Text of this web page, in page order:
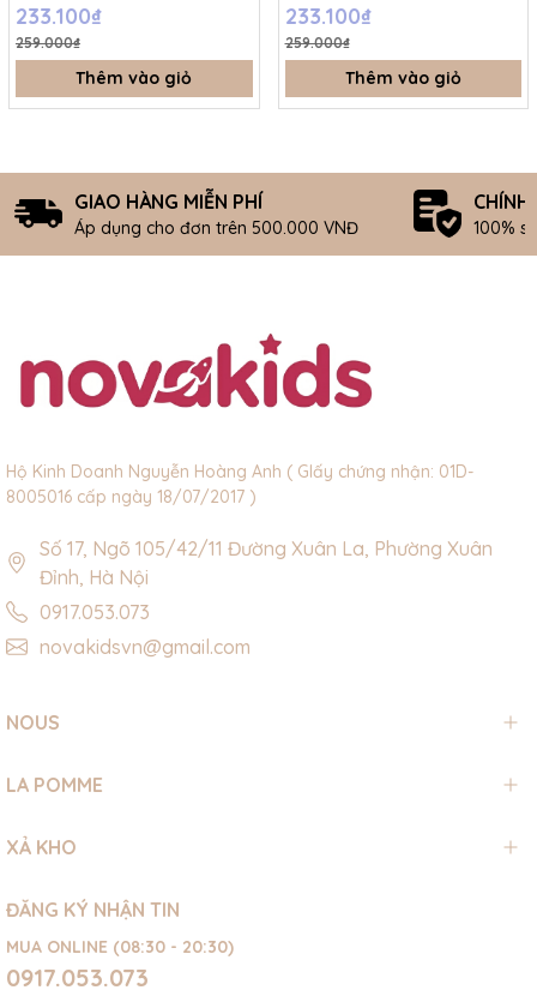
233.100₫
259.000₫
Thêm vào giỏ
233.100₫
259.000₫
Thêm vào giỏ
GIAO HÀNG MIỄN PHÍ
Áp dụng cho đơn trên 500.000 VNĐ
CHÍNH
100%
Hộ Kinh Doanh Nguyễn Hoàng Anh ( GIấy chứng nhận: 01D-
8005016 cấp ngày 18/07/2017 )
Số 17, Ngõ 105/42/11 Đường Xuân La, Phường Xuân
Đỉnh, Hà Nội
0917.053.073
novakidsvn@gmail.com
NOUS
LA POMME
XẢ KHO
ĐĂNG KÝ NHẬN TIN
MUA ONLINE (08:30 - 20:30)
0917.053.073